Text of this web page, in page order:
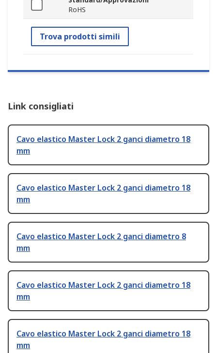
RoHS
Trova prodotti simili
Link consigliati
Cavo elastico Master Lock 2 ganci diametro 18
mm
Cavo elastico Master Lock 2 ganci diametro 18
mm
Cavo elastico Master Lock 2 ganci diametro 8
mm
Cavo elastico Master Lock 2 ganci diametro 18
mm
Cavo elastico Master Lock 2 ganci diametro 18
mm